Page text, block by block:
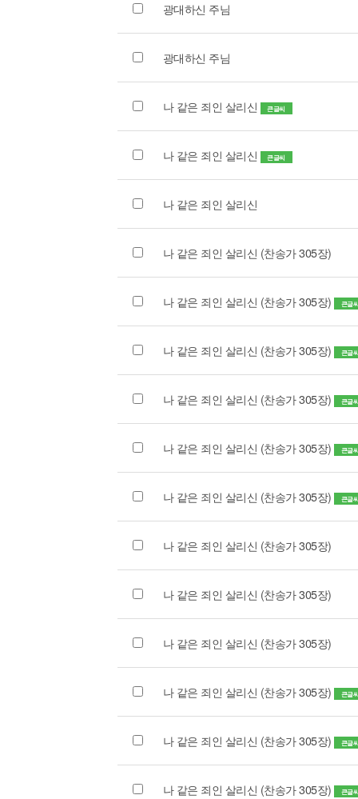
광대하신 주님
광대하신 주님
나 같은 죄인 살리신 큰글씨
나 같은 죄인 살리신 큰글씨
나 같은 죄인 살리신
나 같은 죄인 살리신 (찬송가 305장)
나 같은 죄인 살리신 (찬송가 305장) 큰글
나 같은 죄인 살리신 (찬송가 305장) 큰글
나 같은 죄인 살리신 (찬송가 305장) 큰글
나 같은 죄인 살리신 (찬송가 305장) 큰글
나 같은 죄인 살리신 (찬송가 305장) 큰글
나 같은 죄인 살리신 (찬송가 305장)
나 같은 죄인 살리신 (찬송가 305장)
나 같은 죄인 살리신 (찬송가 305장)
나 같은 죄인 살리신 (찬송가 305장) 큰글
나 같은 죄인 살리신 (찬송가 305장) 큰글
나 같은 죄인 살리신 (찬송가 305장) 큰글